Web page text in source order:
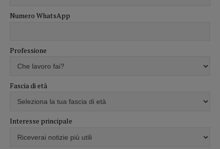
Numero WhatsApp
Professione
Fascia di età
Interesse principale